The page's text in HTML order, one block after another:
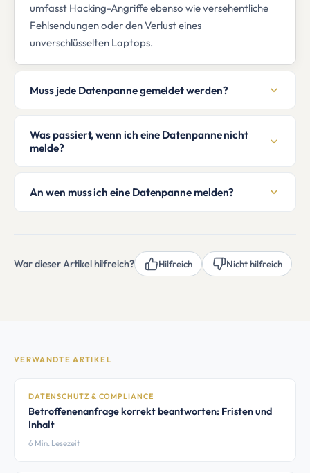
umfasst Hacking-Angriffe ebenso wie versehentliche
Fehlsendungen oder den Verlust eines
unverschlüsselten Laptops.
Muss jede Datenpanne gemeldet werden?
Was passiert, wenn ich eine Datenpanne nicht
melde?
An wen muss ich eine Datenpanne melden?
War dieser Artikel hilfreich? Hilfreich Nicht hilfreich
VERWANDTE ARTIKEL
DATENSCHUTZ & COMPLIANCE
Betroffenenanfrage korrekt beantworten: Fristen und
Inhalt
6 Min. Lesezeit